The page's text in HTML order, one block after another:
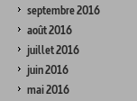
septembre 2016
août 2016
juillet 2016
juin 2016
mai 2016